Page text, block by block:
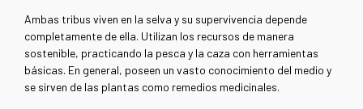
Ambas tribus viven en la selva y su supervivencia depende
completamente de ella. Utilizan los recursos de manera
sostenible, practicando la pesca y la caza con herramientas
básicas. En general, poseen un vasto conocimiento del medio y
se sirven de las plantas como remedios medicinales.